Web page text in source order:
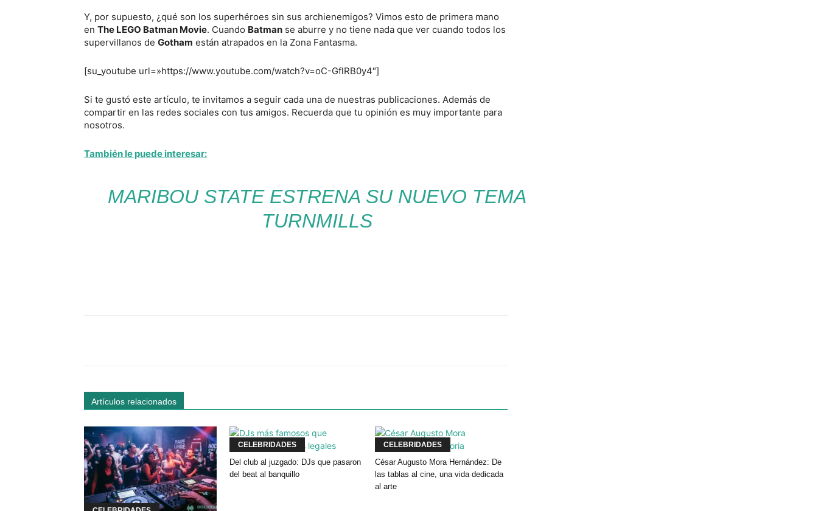
Y, por supuesto, ¿qué son los superhéroes sin sus archienemigos? Vimos esto de primera mano
en The LEGO Batman Movie. Cuando Batman se aburre y no tiene nada que ver cuando todos los
supervillanos de Gotham están atrapados en la Zona Fantasma.
[su_youtube url=»https://www.youtube.com/watch?v=oC-GflRB0y4″]
Si te gustó este artículo, te invitamos a seguir cada una de nuestras publicaciones. Además de
compartir en las redes sociales con tus amigos. Recuerda que tu opinión es muy importante para
nosotros.
También le puede interesar:
MARIBOU STATE ESTRENA SU NUEVO TEMA
TURNMILLS
Artículos relacionados
CELEBRIDADES
Del club al juzgado: DJs que pasaron
del beat al banquillo
CELEBRIDADES
César Augusto Mora Hernández: De
las tablas al cine, una vida dedicada
al arte